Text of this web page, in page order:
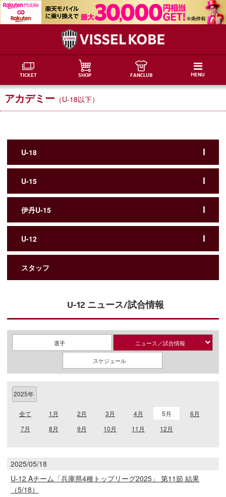
TICKET SHOP FANCLUB MENU
アカデミー （U-18以下）
U-18
U-15
伊丹U-15
U-12
スタッフ
U-12 ニュース/試合情報
選手 ニュース／試合情報
スケジュール
全て 1月 2月 3月 4月 5月
6月
7月
8月 9月 10月 11月 12月
2025/05/18
U-12 Aチーム「兵庫県4種トップリーグ2025」 第11節 結果
（5/18）